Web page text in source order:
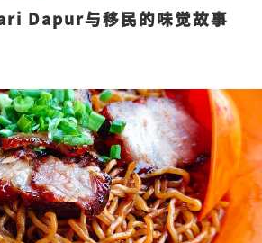
Dapur与移民的味觉故事